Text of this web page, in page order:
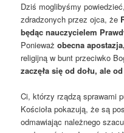
Dziś moglibyśmy
zdradzonych przez ojca, że
będąc nauczycielem
Ponieważobecna apostazja,
religijną w bunt przeciwko
zaczęła się od dołu, ale
Ci, którzy rządzą sprawami
Kościoła pokazują, że są
odmawiając należnego